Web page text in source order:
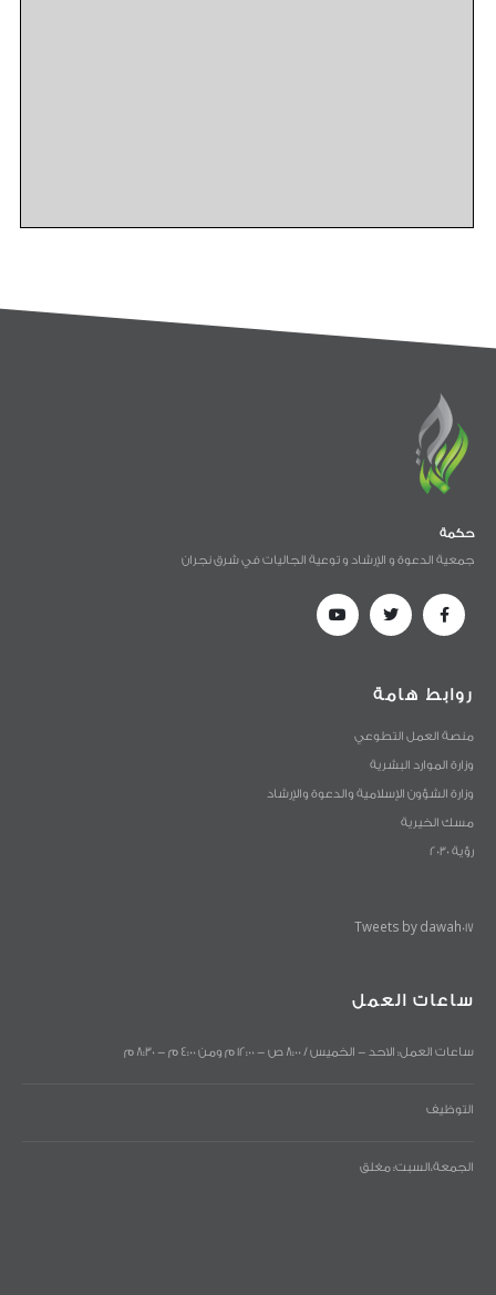
حكمة
جمعية الدعوة و الإرشاد و توعية الجاليات في شرق نجران
روابط هامة
منصة العمل التطوعي
وزارة الموارد البشرية
وزارة الشؤون الإسلامية والدعوة والإرشاد
مسك الخيرية
رؤية 2030
Tweets by dawah017
ساعات العمل
ساعات العمل: الاحد - الخميس / 8:00 ص - 12:00 م ومن 4:00 م - 8:30 م
التوظيف
الجمعة،السبت: مغلق